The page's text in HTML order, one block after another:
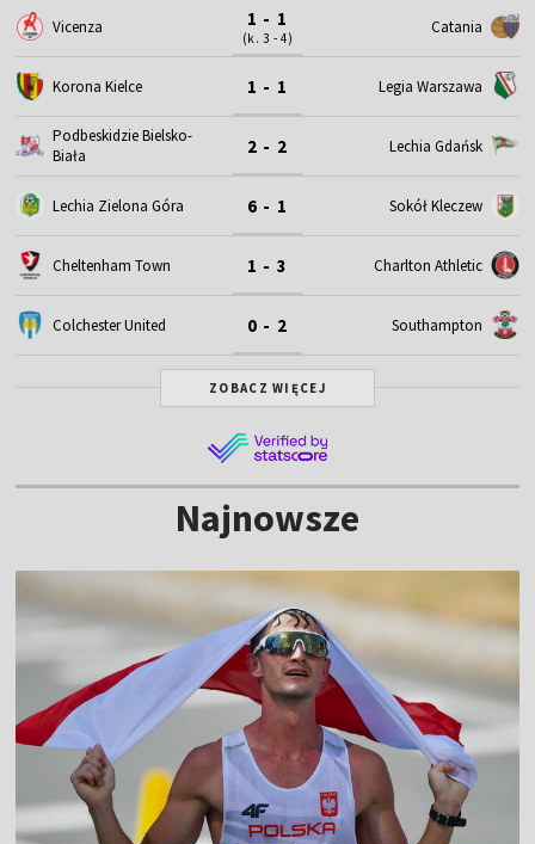
Vicenza 1 - 1
(k. 3 - 4)
Catania
Korona Kielce 1 - 1 Legia Warszawa
Podbeskidzie Bielsko-
Biała
2 - 2 Lechia Gdańsk
Lechia Zielona Góra 6 - 1 Sokół Kleczew
Cheltenham Town 1 - 3 Charlton Athletic
Colchester United 0 - 2 Southampton
ZOBACZ WIĘCEJ
Najnowsze